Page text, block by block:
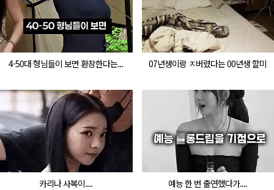
4-50대 형님들이 보면 환장한다는... 07년생이랑 ㅈ버렸다는 00년생 할미
카리나 사복이.... 예능 한 번 출연했다가....